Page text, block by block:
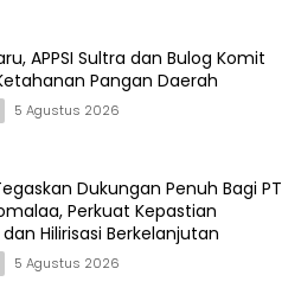
APPSI Sultra dan Bulog Komit
Pangan Daerah
5 Agustus 2026
Dukungan Penuh Bagi PT
Perkuat Kepastian
Hilirisasi Berkelanjutan
5 Agustus 2026